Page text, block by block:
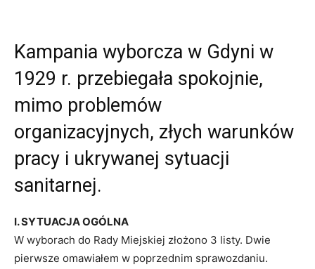
Kampania wyborcza w Gdyni w
1929 r. przebiegała spokojnie,
mimo problemów
organizacyjnych, złych warunków
pracy i ukrywanej sytuacji
sanitarnej.
I. SYTUACJA OGÓLNA
W wyborach do Rady Miejskiej złożono 3 listy. Dwie
pierwsze omawiałem w poprzednim sprawozdaniu.